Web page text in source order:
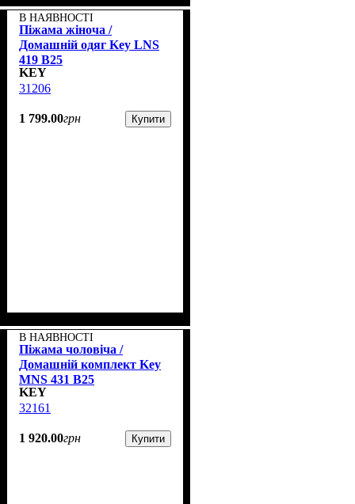
В НАЯВНОСТІ
Піжама жіноча /
Домашній одяг Key LNS
419 B25
KEY
31206
1 799.00грн Купити
В НАЯВНОСТІ
Піжама чоловіча /
Домашній комплект Key
MNS 431 B25
KEY
32161
1 920.00грн Купити